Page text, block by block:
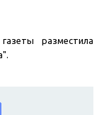
разместила